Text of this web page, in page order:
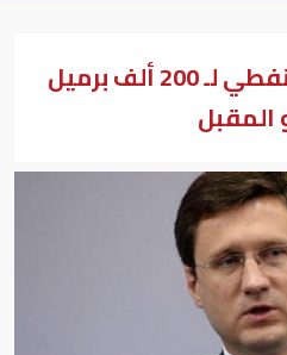
زيادة إنتاج روسيا النفطي لـ 200 ألف برميل
المقبل